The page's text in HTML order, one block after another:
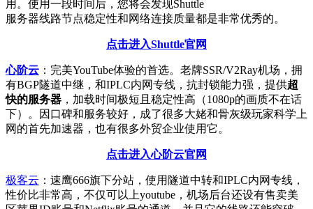
用。使用一段时间后，您将会发现Shuttle
服务器线路节点稳定性和网络连接质量都是非常优秀的。
点击进入Shuttle官网
心阶云 ：完美YouTube体验的首选。老牌SSR/V2Ray机场，拥
有BGP隧道中继，和IPLC内网专线，抗封锁能力强，提供超
快的服务器 ，加载时间极短且稳定性高（1080p的画质不在话
下）。因口碑和服务较好，成了很多大姥和骨灰级玩家科学上
网的首先加速器，也有很多外贸企业使用它。
点击进入心阶云官网
极客云 ：速鹰666旗下分站，使用隧道中转和IPLC内网专线，
性价比非常高，不仅可以上youtube，机场后台还设有售卖美